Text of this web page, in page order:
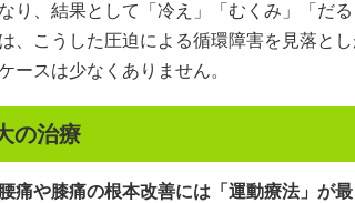
り、結果として「冷え」「むくみ」「だ
、こうした圧迫による循環障害を見落と
ースは少なくありません。
の治療
腰痛や膝痛の根本改善には「運動療法」が